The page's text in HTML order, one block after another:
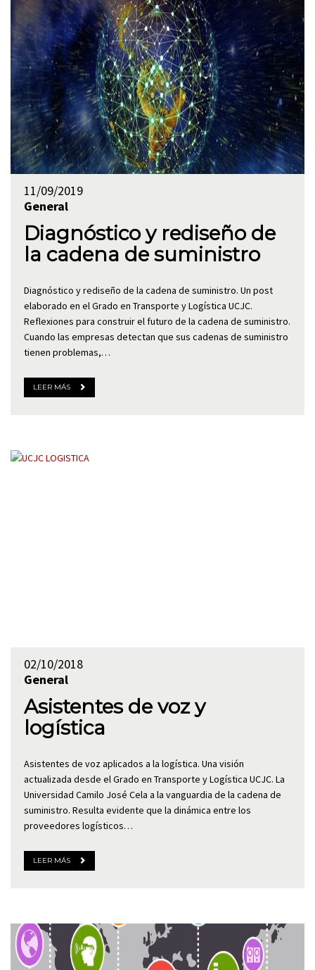
11/09/2019
General
Diagnóstico y rediseño de
la cadena de suministro
Diagnóstico y rediseño de la cadena de suministro. Un post
elaborado en el Grado en Transporte y Logística UCJC.
Reflexiones para construir el futuro de la cadena de suministro.
Cuando las empresas detectan que sus cadenas de suministro
tienen problemas,…
LEER MÁS
02/10/2018
General
Asistentes de voz y
logística
Asistentes de voz aplicados a la logística. Una visión
actualizada desde el Grado en Transporte y Logística UCJC. La
Universidad Camilo José Cela a la vanguardia de la cadena de
suministro. Resulta evidente que la dinámica entre los
proveedores logísticos…
LEER MÁS